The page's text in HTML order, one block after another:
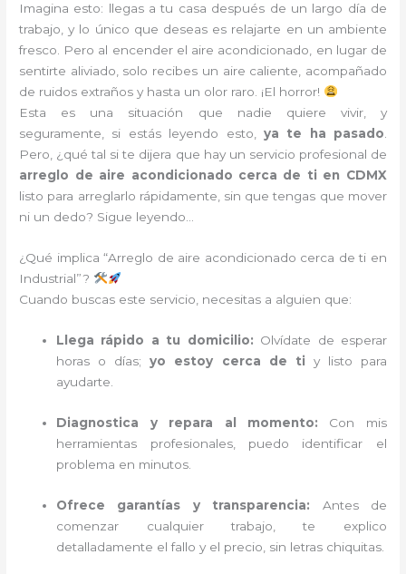
Imagina esto: llegas a tu casa después de un largo día de
trabajo, y lo único que deseas es relajarte en un ambiente
fresco. Pero al encender el aire acondicionado, en lugar de
sentirte aliviado, solo recibes un aire caliente, acompañado
de ruidos extraños y hasta un olor raro. ¡El horror!
Esta es una situación que nadie quiere vivir, y
seguramente, si estás leyendo esto, ya te ha pasado
Pero, ¿qué tal si te dijera que hay un servicio profesional de
arreglo de aire acondicionado cerca de ti en CDMX
listo para arreglarlo rápidamente, sin que tengas que mover
ni un dedo? Sigue leyendo…
¿Qué implica “Arreglo de aire acondicionado cerca de ti en
Industrial”?
Cuando buscas este servicio, necesitas a alguien que:
Llega rápido a tu domicilio: Olvídate de esperar
horas o días;yo estoy cerca de ti y listo para
ayudarte.
Diagnostica y repara al momento: Con mis
herramientas profesionales, puedo identificar el
problema en minutos.
Ofrece garantías y transparencia: Antes de
comenzar cualquier trabajo, te explico
detalladamente el fallo y el precio, sin letras chiquitas.